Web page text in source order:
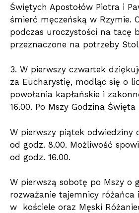
Świętych Apostołów Piotra i
śmierć męczeńską w Rzymie.
podczas uroczystości na tacę
przeznaczone na potrzeby
3. W pierwszy czwartek
za Eucharystię, modląc się o
powołania kapłańskie i
16.00. Po Mszy Godzina Święta
W pierwszy piątek odwiedziny
od godz. 8.00. Możliwość
od godz. 16.00.
W pierwszą sobotę po Mszy o
rozważanie tajemnicy różańca
w kościele oraz Męski